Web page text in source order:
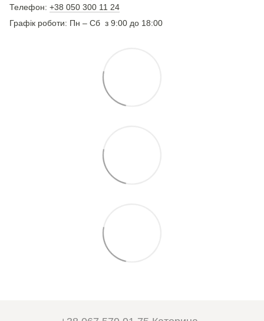
Телефон: +38 050 300 11 24
Графік роботи: Пн – Сб з 9:00 до 18:00